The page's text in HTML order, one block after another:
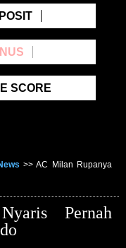
SCORE
>>AC Milan Rupanya
Pernah